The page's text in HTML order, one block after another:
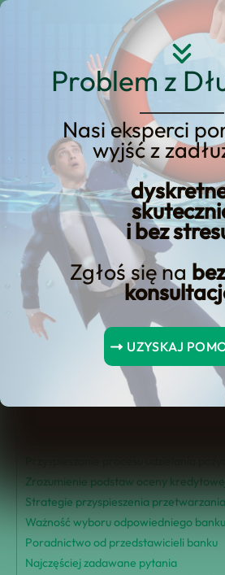
Problem z
Nasi eksperci
wyjść z
i bez
Zgłoś się na
UZYSKAJ
Przejdź
Czasy
pożyczki
Spis Treści
Wnioski kluczowe
Czynniki wpływające na czasy
Czas trwania składania wniosku o
Zrozumienie podstaw oceny
Strategie przyspieszenia przetwarzania
Ważność wyboru odpowiedniego banku
Poradnictwo od przedstawicieli banku
Najczęściej zadawane pytania